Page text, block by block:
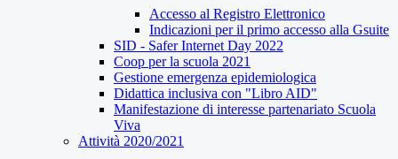
Accesso al Registro Elettronico
Indicazioni per il primo accesso alla Gsuite
SID - Safer Internet Day 2022
Coop per la scuola 2021
Gestione emergenza epidemiologica
Didattica inclusiva con "Libro AID"
Manifestazione di interesse partenariato Scuola
Viva
Attività 2020/2021